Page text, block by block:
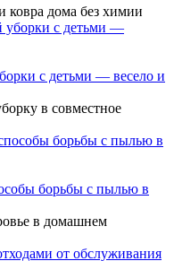
ковра дома без химии
с детьми — весело и
в совместное
борьбы с пылью в
в домашнем
от обслуживания